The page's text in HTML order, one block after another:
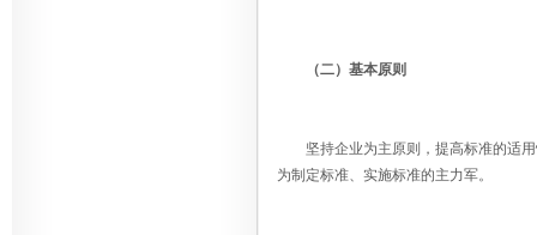
（二）基本原则
坚持企业为主原则，提高标准的适用
为制定标准、实施标准的主力军。